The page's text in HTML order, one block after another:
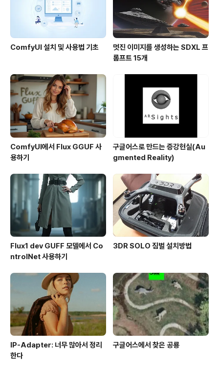
ComfyUI 설치 및 사용법 기초
멋진 이미지를 생성하는 SDXL 프
롬프트 15개
ComfyUI에서 Flux GGUF 사
용하기
구글어스로 만드는 증강현실(Au
gmented Reality)
Flux1 dev GUFF 모델에서 Co
ntrolNet 사용하기
3DR SOLO 짐벌 설치방법
IP-Adapter: 너무 많아서 정리
한다
구글어스에서 찾은 공룡